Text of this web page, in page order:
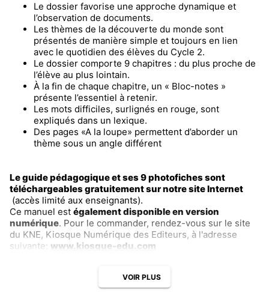
Le dossier favorise une approche dynamique et
l’observation de documents.
Les thèmes de la découverte du monde sont
présentés de manière simple et toujours en lien
avec le quotidien des élèves du Cycle 2.
Le dossier comporte 9 chapitres : du plus proche de
l’élève au plus lointain.
À la fin de chaque chapitre, un « Bloc-notes »
présente l’essentiel à retenir.
Les mots difficiles, surlignés en rouge, sont
expliqués dans un lexique.
Des pages «A la loupe» permettent d’aborder un
thème sous un angle différent
Le guide pédagogique et ses 9 photofiches sont
téléchargeables gratuitement sur notre site Internet
(accès limité aux enseignants).
Ce manuel est également disponible en version
numérique. Pour le commander, rendez-vous sur le site
du KNE, Kiosque Numérique des Editeurs, à l'adresse
suivante: www.kiosque-edu.com
VOIR PLUS